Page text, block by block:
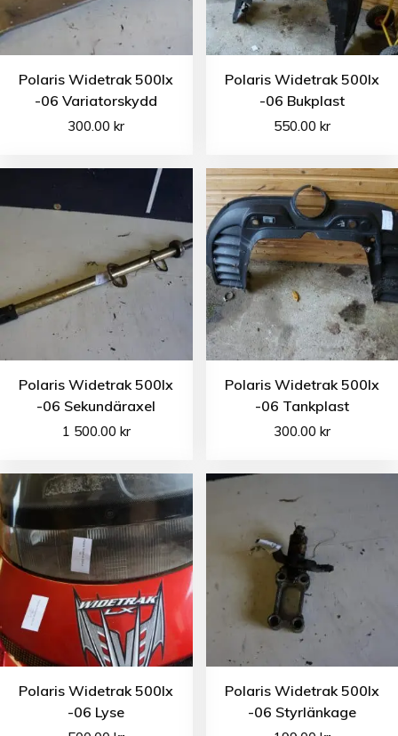
Polaris Widetrak 500lx
-06 Variatorskydd
300.00kr
Polaris Widetrak 500lx
-06 Bukplast
550.00 kr
Polaris Widetrak 500lx
-06 Sekundäraxel
1 500.00 kr
Polaris Widetrak 500lx
-06 Tankplast
300.00 kr
Polaris Widetrak 500lx
-06 Lyse
Polaris Widetrak 500lx
-06 Styrlänkage